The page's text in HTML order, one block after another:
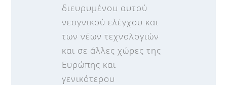
διευρυμένου αυτού
νεογνικού ελέγχου και
των νέων τεχνολογιών
και σε άλλες χώρες της
Ευρώπης και
γενικότερου